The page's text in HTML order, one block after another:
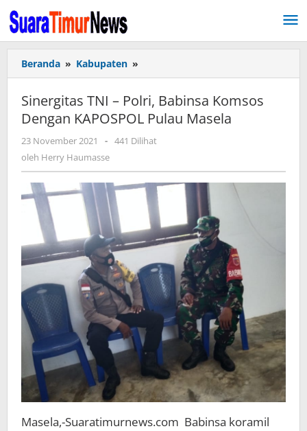
Lewati
ke
konten
Beranda » Kabupaten »
TNI
-
Polri,
Babinsa
Komsos
Masela
Sinergitas TNI – Polri, Babinsa Komsos
Dengan KAPOSPOL Pulau Masela
23 November 2021
oleh
Herry
- 441 Dilihat
oleh Herry Haumasse
Masela,-Suaratimurnews.com Babinsa koramil